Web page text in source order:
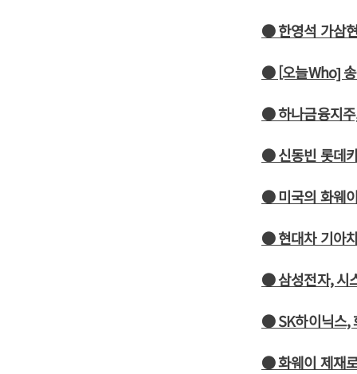
● 한영석 가삼
● [오늘Who] 송
● 하나금융지주
● 신동빈 롯데
● 미국의 화웨
● 현대차 기아
● 삼성전자, 시
● SK하이닉스,
● 화웨이 제재